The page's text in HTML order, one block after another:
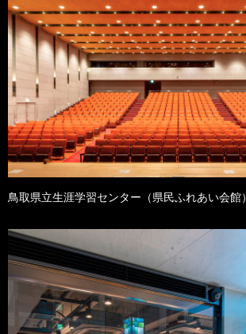
鳥取県立生涯学習センター（県民ふれあい会館）